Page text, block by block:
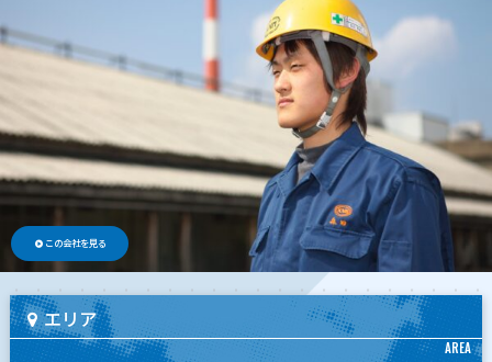
この会社を見る
エリア
AREA